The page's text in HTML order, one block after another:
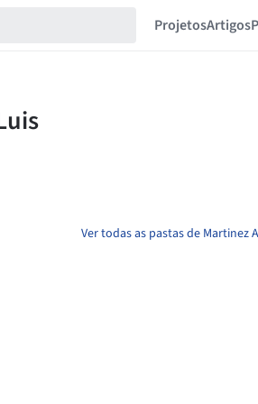
ProjetosArtigos
Ver todas as pastas de Martinez